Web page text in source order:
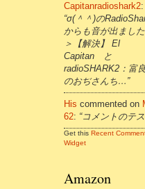
Capitanradioshark2:
“σ(＾＾)の
からも音が出まし
＞【解決】 El
Capitan と
radioSHARK2：富
のおぢさんち…”
His commented on
62: “コメントのテ
Get this Recent
Widget
Amazon